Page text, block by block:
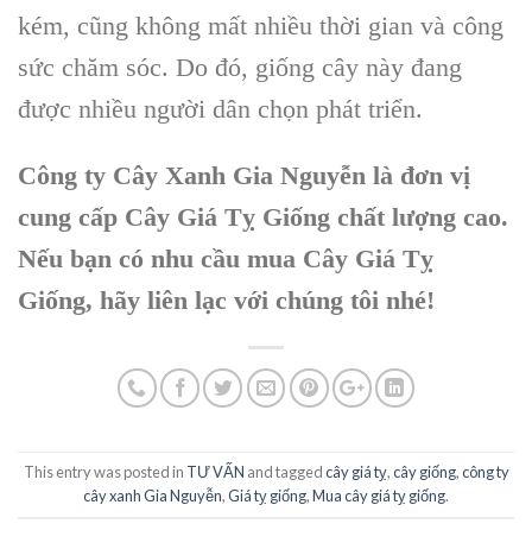
kém, cũng không mất nhiều thời gian và công
sức chăm sóc. Do đó, giống cây này đang
được nhiều người dân chọn phát triển.
Công ty Cây Xanh Gia Nguyễn là đơn vị
cung cấp Cây Giá Tỵ Giống chất lượng cao.
Nếu bạn có nhu cầu mua Cây Giá Tỵ
Giống, hãy liên lạc với chúng tôi nhé!
This entry was posted in TƯ VẤN and taggedcây giá tỵ,cây giống,công ty
cây xanh Gia Nguyễn,Giá tỵ giống,Mua cây giá tỵ giống.